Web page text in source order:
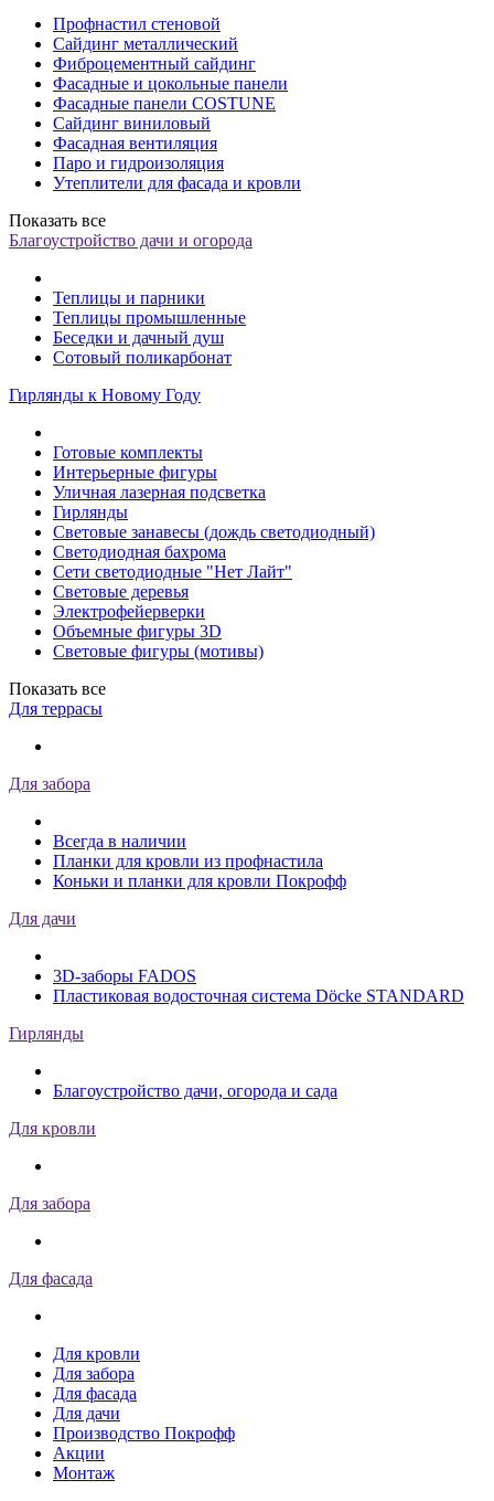
Профнастил стеновой
Сайдинг металлический
Фиброцементный сайдинг
Фасадные и цокольные панели
Фасадные панели COSTUNE
Сайдинг виниловый
Фасадная вентиляция
Паро и гидроизоляция
Утеплители для фасада и кровли
Показать все
Благоустройство дачи и огорода
Теплицы и парники
Теплицы промышленные
Беседки и дачный душ
Сотовый поликарбонат
Гирлянды к Новому Году
Готовые комплекты
Интерьерные фигуры
Уличная лазерная подсветка
Гирлянды
Световые занавесы (дождь светодиодный)
Светодиодная бахрома
Сети светодиодные "Нет Лайт"
Световые деревья
Электрофейерверки
Объемные фигуры 3D
Световые фигуры (мотивы)
Показать все
Для террасы
Для забора
Всегда в наличии
Планки для кровли из профнастила
Коньки и планки для кровли Покрофф
Для дачи
3D-заборы FADOS
Пластиковая водосточная система Döcke STANDARD
Гирлянды
Благоустройство дачи, огорода и сада
Для кровли
Для забора
Для фасада
Для кровли
Для забора
Для фасада
Для дачи
Производство Покрофф
Акции
Монтаж